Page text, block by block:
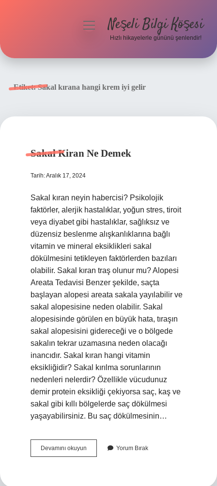
menüyüNeşeli Bilgi Köşesi
Hızlı hikayelerle gününü şenlendir!
Etiket:Sakal kırana hangi krem iyi gelir
Sakal Kiran Ne Demek
Tarih: Aralık 17, 2024
Sakal kıran neyin habercisi? Psikolojik
faktörler, alerjik hastalıklar, yoğun stres, tiroit
veya diyabet gibi hastalıklar, sağlıksız ve
düzensiz beslenme alışkanlıklarına bağlı
vitamin ve mineral eksiklikleri sakal
dökülmesini tetikleyen faktörlerden bazıları
olabilir. Sakal kıran traş olunur mu? Alopesi
Areata Tedavisi Benzer şekilde, saçta
başlayan alopesi areata sakala yayılabilir ve
sakal alopesisine neden olabilir. Sakal
alopesisinde görülen en büyük hata, tıraşın
sakal alopesisini gidereceği ve o bölgede
sakalın tekrar uzamasına neden olacağı
inancıdır. Sakal kıran hangi vitamin
eksikliğidir? Sakal kırılma sorunlarının
nedenleri nelerdir? Özellikle vücudunuz
demir protein eksikliği çekiyorsa saç, kaş ve
sakal gibi kıllı bölgelerde saç dökülmesi
yaşayabilirsiniz. Bu saç dökülmesinin…
Devamını okuyun
Kiran
Yorum Bırak